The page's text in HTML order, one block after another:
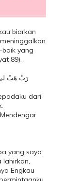
dari
|
biarkan
baik yang
89).
رَبِّ هَبْ لي‏
dari
yang saya
lahirkan,
Engkau